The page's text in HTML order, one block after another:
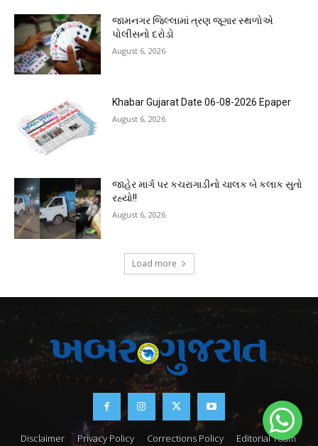
જામનગર જિલ્લામાં ત્રણ જૂગાર સ્થળોએ
પોલીસનો દરોડો
August 6, 2026
Khabar Gujarat Date 06-08-2026 Epaper
August 6, 2026
જાહેર માર્ગ પર કચરાગાડીનો ચાલક બે કલાક સુતો
રહ્યો!!
August 6, 2026
Load more
Disclaimer Privacy Policy Corrections Policy Editorial Team